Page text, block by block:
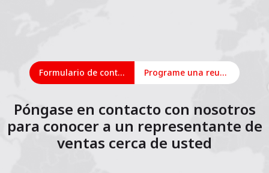
Formulario de contacto Programe una reunión en línea
Póngase en contacto con nosotros
para conocer a un representante de
ventas cerca de usted